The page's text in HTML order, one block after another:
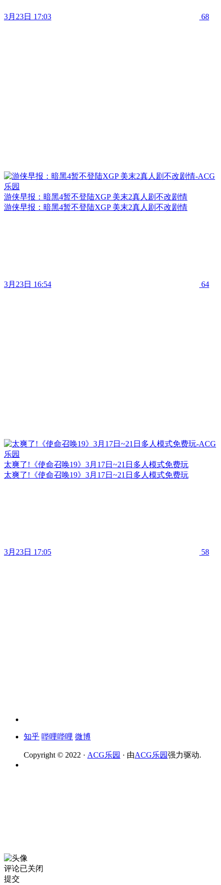
3月23日 17:03 68
游侠早报：暗黑4暂不登陆XGP 美末2真人剧不改剧情
游侠早报：暗黑4暂不登陆XGP 美末2真人剧不改剧情
3月23日 16:54 64
太爽了!《使命召唤19》3月17日~21日多人模式免费玩
太爽了!《使命召唤19》3月17日~21日多人模式免费玩
3月23日 17:05 58
知乎 哔哩哔哩 微博
Copyright © 2022 · ACG乐园 · 由ACG乐园强力驱动.
评论已关闭
提交